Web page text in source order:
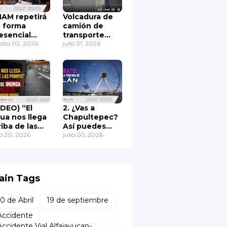
repetirá
forma
de
de
02, 2026
Volcadura de
camión de
transporte
público en
Mateo
julio 31, 2026
“El
nos llega
de las
Otra
en Los
20, 2026
2. ¿Vas a
Chapultepec?
Así puedes
subir gratis a la
julio 20, 2026
Tags
de Abril
19 de septiembre